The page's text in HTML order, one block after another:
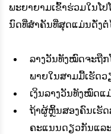
ພະຍາຍາມເຂົ້າຮ່ວມໃນໂປ
ນົດທີ່ສໍາຄັນທີ່ສຸດແມ່ນດັ່ງຕໍ່
ລາງວັນທັງໝົດຈະຖືກ
ພາຍໃນສາມມື້ເຮັດ
ເງິນລາງວັນທັງໝົດ
ຖ້າຜູ້ຫຼິ້ນສອງຄົນເຮັ
ຄະແນນດຽວກັນແລ